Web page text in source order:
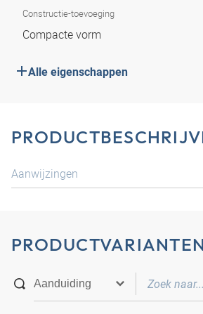
Constructie-toevoeging
Compacte vorm
Alle eigenschappen
Aanwijzingen
PRODUCTVARIANTEN